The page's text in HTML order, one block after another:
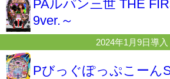
PAルパン三世 THE
9ver.～
2024年1月9日導入
Pびっぐぽっぷこーん